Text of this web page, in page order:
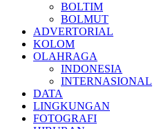
BOLTIM
BOLMUT
ADVERTORIAL
KOLOM
OLAHRAGA
INDONESIA
INTERNASIONAL
DATA
LINGKUNGAN
FOTOGRAFI